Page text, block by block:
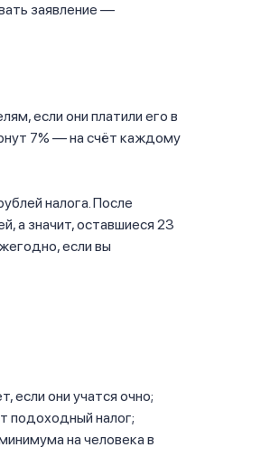
заявление —
если они платили его в
7% — на счёт каждому
налога. После
а значит, оставшиеся 23
если вы
если они учатся очно;
подоходный налог;
на человека в